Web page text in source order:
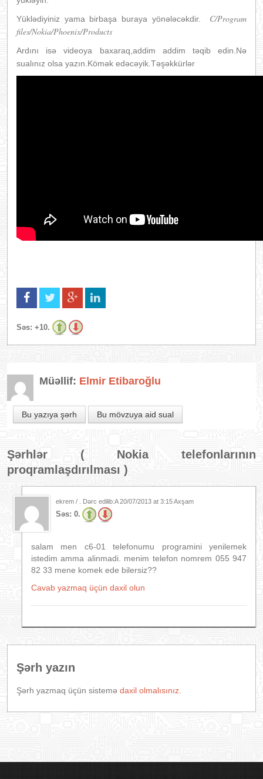
Yüklədiyiniz yama birbaşa buraya yönələcəkdir. C/Program
files/Nokia/Phoenix/Products
Ardını isə videoya baxaraq,addim addim təqib edin.Nə
sualınız olsa yazın.Kömək edəcəyik.Təşəkkürlər
Səs: +10.
Müəllif: Elmir Etibaroğlu
Bu yazıya şərh Bu mövzuya aid sual
Şərhlər ( Nokia telefonlarının
proqramlaşdırılması )
ekrem / . Dərc edilib:A20/07/2013 at 3:15 Axşam
Səs: 0.
salam men c6-01 telefonumu programini yenilemek
istedim amma alinmadi. menim telefon nomrem 055 947
82 33 mene komek ede bilersiz??
Cavab yazmaq üçün daxil olun
Şərh yazın
Şərh yazmaq üçün sistemə daxil olmalısınız.